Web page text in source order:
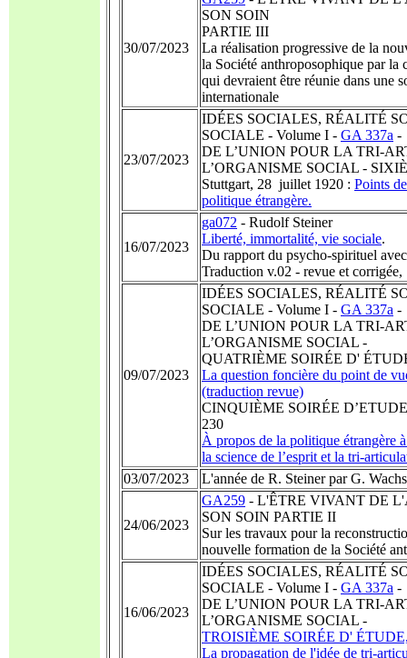
30/07/2023
SON SOIN
PARTIE III
La réalisation progressive de la
la Société anthroposophique par la
qui devraient être réunie dans une
internationale
23/07/2023
IDÉES SOCIALES, RÉALITÉ
SOCIALE - Volume I - GA 337a -
DE L’UNION POUR LA TRI-
L’ORGANISME SOCIAL -
Stuttgart, 28 juillet 1920 : Points
politique étrangère.
16/07/2023
ga072 - Rudolf Steiner
Liberté, immortalité, vie sociale.
Du rapport du psycho-spirituel
Traduction v.02 - revue et
09/07/2023
IDÉES SOCIALES, RÉALITÉ
SOCIALE - Volume I - GA 337a -
DE L’UNION POUR LA TRI-
L’ORGANISME SOCIAL -
QUATRIÈME SOIRÉE D'
La question foncière du point de
(traduction revue)
CINQUIÈME SOIRÉE
230
À propos de la politique étrangère
la science de l’esprit et la tri-
03/07/2023
L'année de R. Steiner par G.
24/06/2023
GA259 - L'ÊTRE VIVANT DE
SON SOIN PARTIE II
Sur les travaux pour la
nouvelle formation de la Société
16/06/2023
IDÉES SOCIALES, RÉALITÉ
SOCIALE - Volume I - GA 337a -
DE L’UNION POUR LA TRI-
L’ORGANISME SOCIAL -
TROISIÈME SOIRÉE D' ÉTUDE,
La propagation de l'idée de tri-